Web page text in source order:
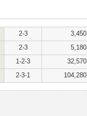
2-3 3,450
2-3 5,180
1-2-3 32,570
2-3-1 104,280